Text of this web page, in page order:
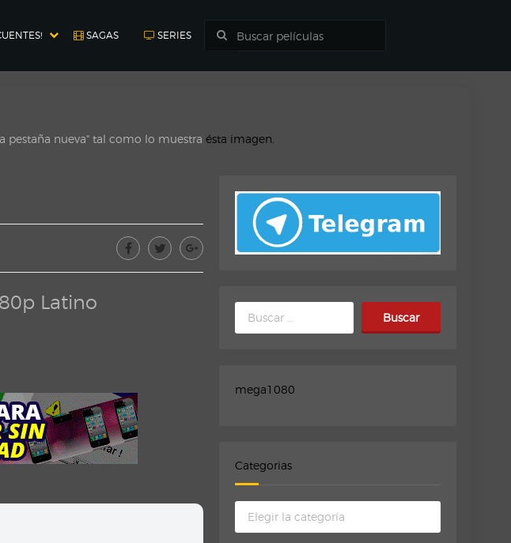
SAGAS SERIES
pestaña nueva" tal como lo muestra ésta imagen.
Latino Buscar:
mega1080
Categorias
Categorias